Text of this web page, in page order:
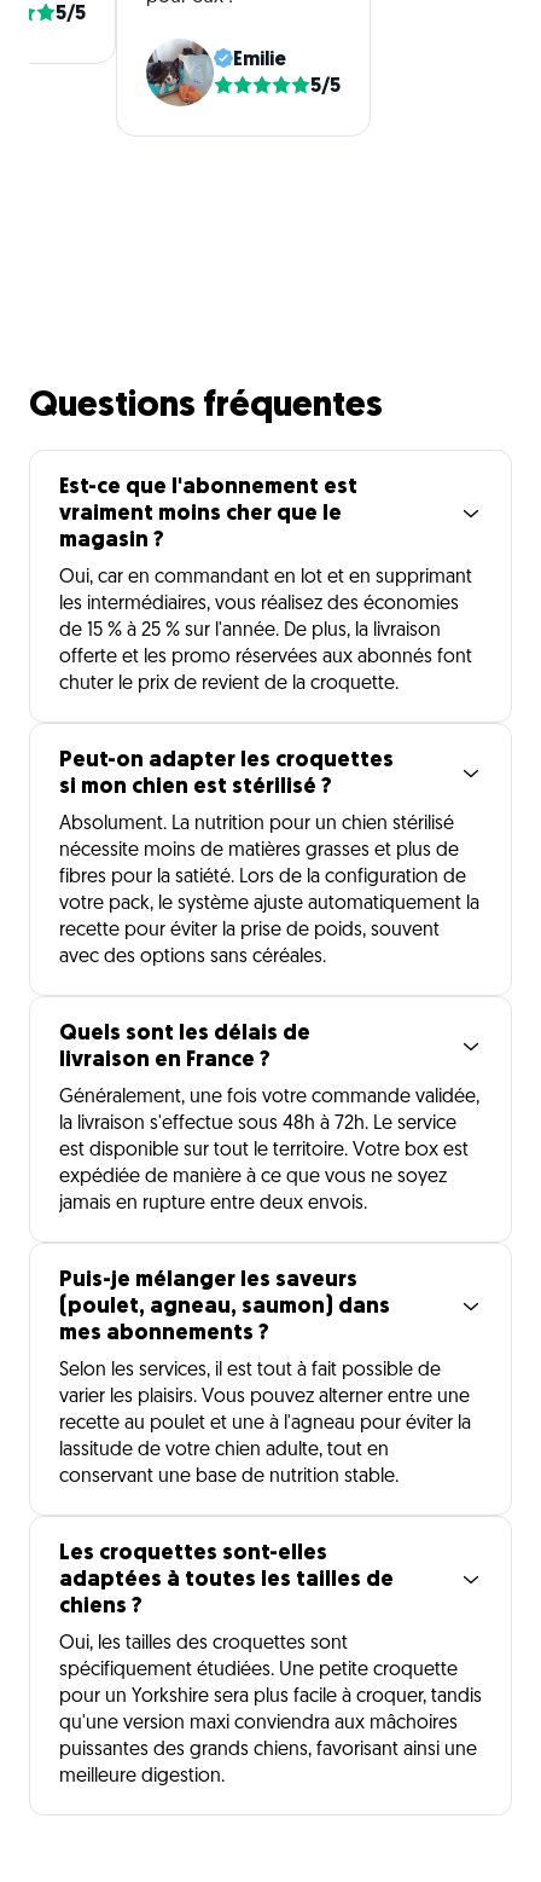
5/5
Emilie
5/5
Questions fréquentes
Est-ce que l'abonnement est
vraiment moins cher que le
magasin ?
Oui, car en commandant en lot et en supprimant
les intermédiaires, vous réalisez des économies
de 15 % à 25 % sur l'année. De plus, la livraison
offerte et les promo réservées aux abonnés font
chuter le prix de revient de la croquette.
Peut-on adapter les croquettes
si mon chien est stérilisé ?
Absolument. La nutrition pour un chien stérilisé
nécessite moins de matières grasses et plus de
fibres pour la satiété. Lors de la configuration de
votre pack, le système ajuste automatiquement la
recette pour éviter la prise de poids, souvent
avec des options sans céréales.
Quels sont les délais de
livraison en France ?
Généralement, une fois votre commande validée,
la livraison s'effectue sous 48h à 72h. Le service
est disponible sur tout le territoire. Votre box est
expédiée de manière à ce que vous ne soyez
jamais en rupture entre deux envois.
Puis-je mélanger les saveurs
(poulet, agneau, saumon) dans
mes abonnements ?
Selon les services, il est tout à fait possible de
varier les plaisirs. Vous pouvez alterner entre une
recette au poulet et une à l'agneau pour éviter la
lassitude de votre chien adulte, tout en
conservant une base de nutrition stable.
Les croquettes sont-elles
adaptées à toutes les tailles de
chiens ?
Oui, les tailles des croquettes sont
spécifiquement étudiées. Une petite croquette
pour un Yorkshire sera plus facile à croquer, tandis
qu'une version maxi conviendra aux mâchoires
puissantes des grands chiens, favorisant ainsi une
meilleure digestion.